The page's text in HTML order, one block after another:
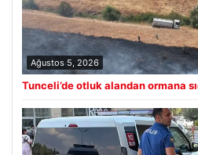
Ağustos 5, 2026
Tunceli’de otluk alandan ormana